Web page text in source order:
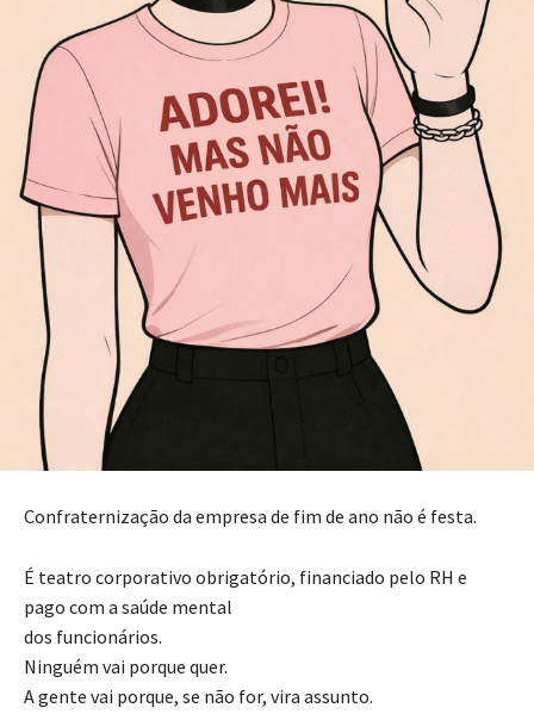
Confraternização da empresa de fim de ano não é festa.
É teatro corporativo obrigatório, financiado pelo RH e
pago com a saúde mental
dos funcionários.
Ninguém vai porque quer.
A gente vai porque, se não for, vira assunto.